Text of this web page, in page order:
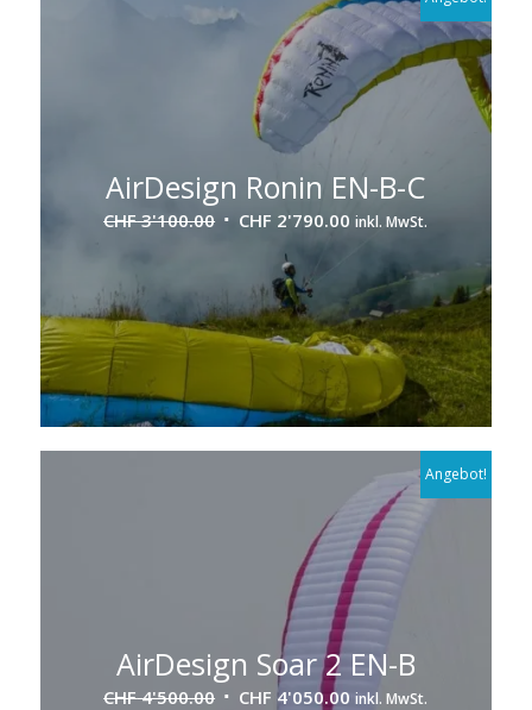
AirDesign Ronin EN-B-C
CHF3'100.00 Ursprünglicher
CHF 3'100.00
CHF 2'790.00 Aktueller
Preis
ist:
CHF 2'790.00.
inkl. MwSt.
AirDesign Soar 2 EN-B
CHF4'500.00 Ursprünglicher
CHF 4'050.00 Aktueller
inkl. MwSt.
Angebot!